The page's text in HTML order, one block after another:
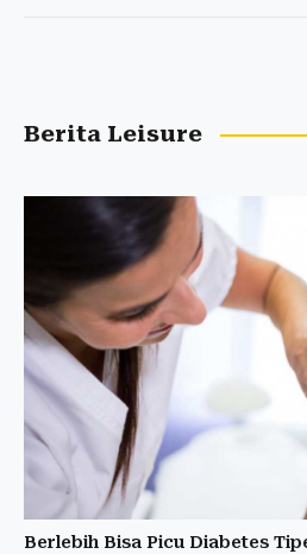
Berita Leisure
Berlebih Bisa Picu Diabetes